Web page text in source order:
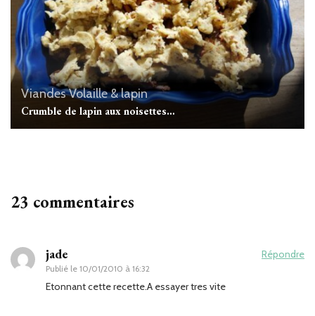
ViandesVolaille & lapin
Crumble de lapin aux noisettes…
23 commentaires
jade
Publié le 10/01/2010 à 16:32
Répondre
Etonnant cette recette.A essayer tres vite